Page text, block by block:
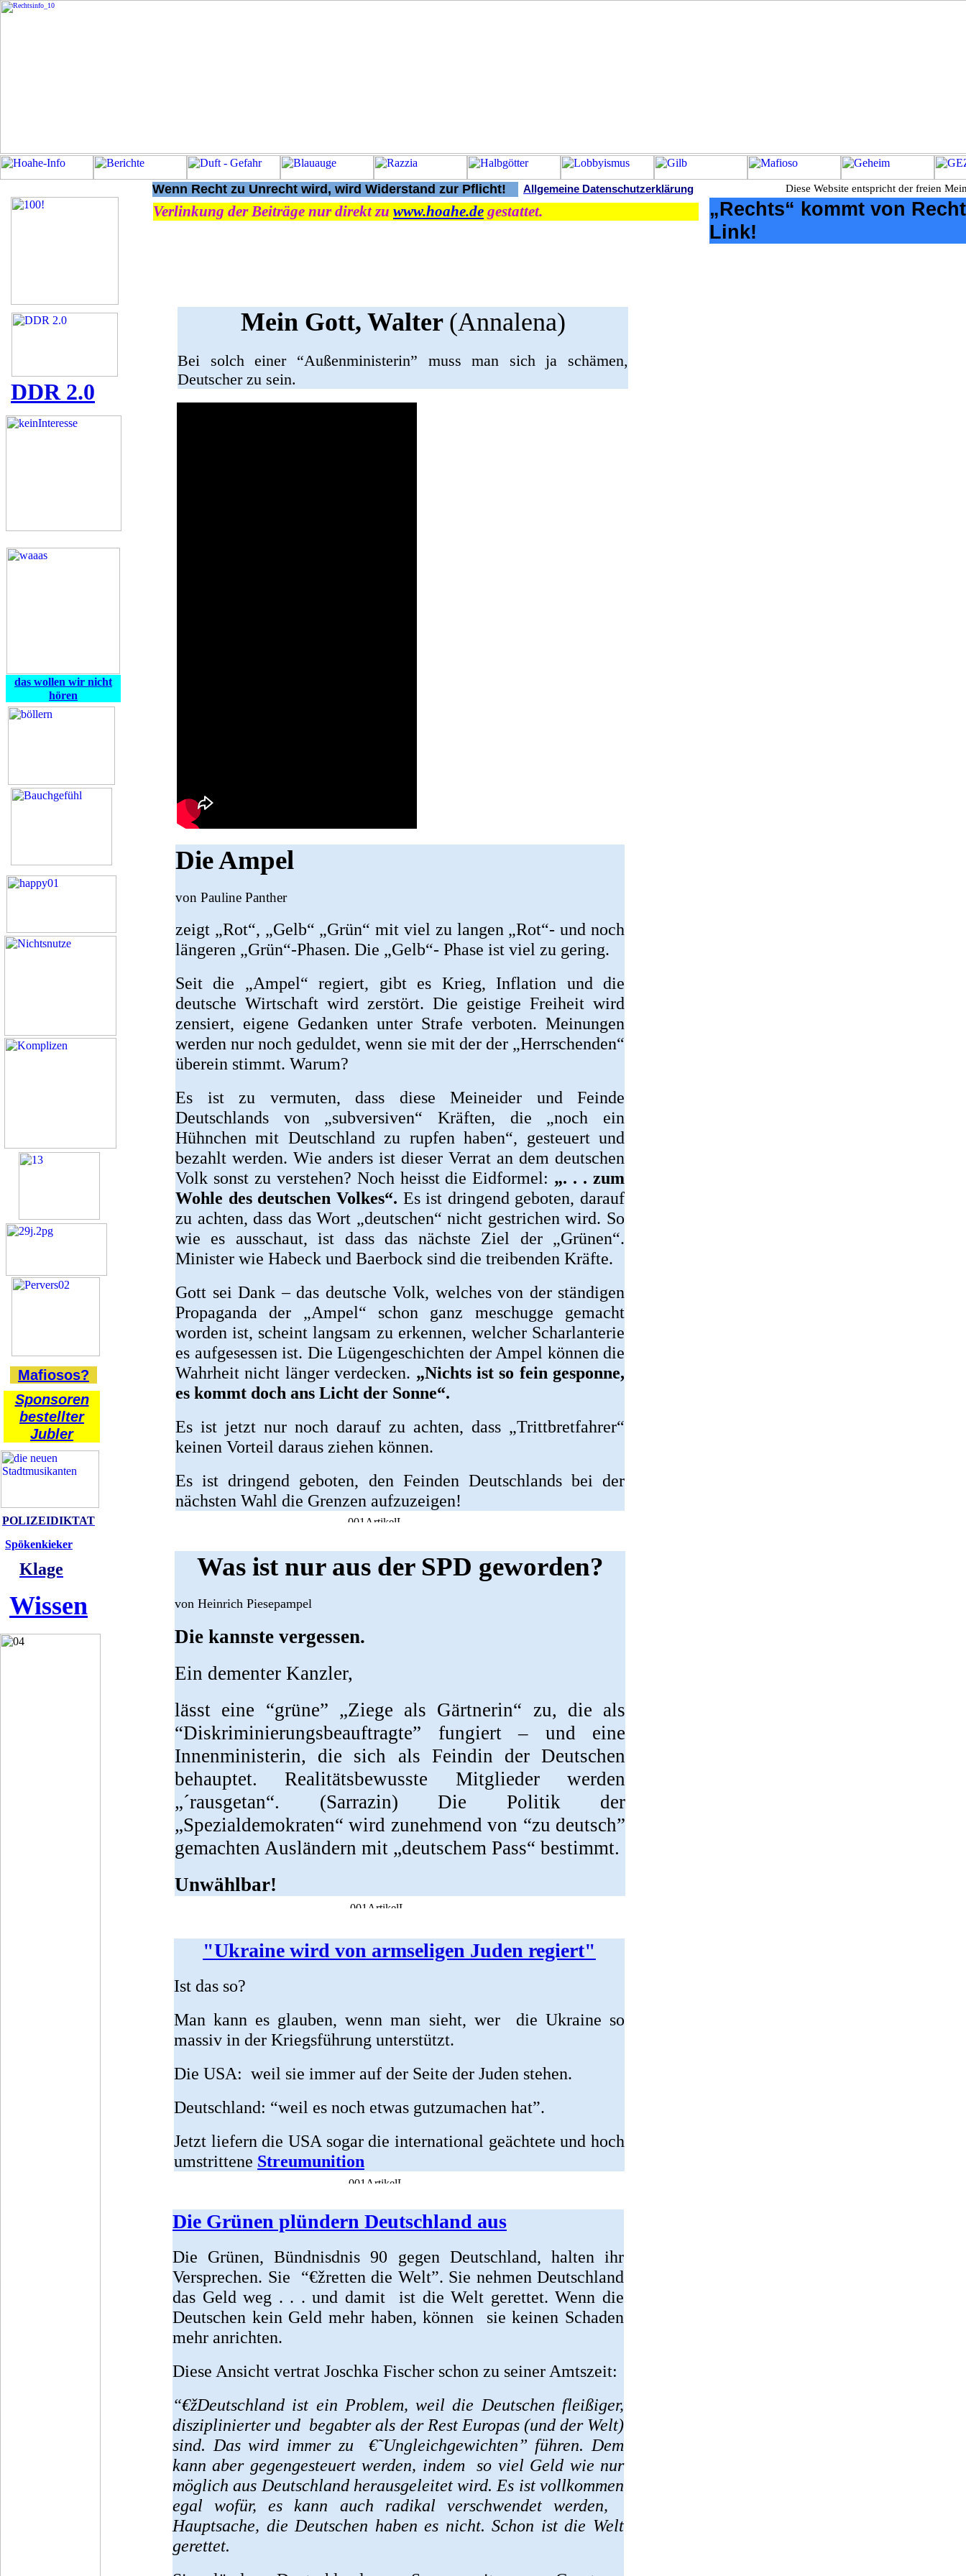
DDR 2.0
das wollen wir nicht
hören
Mafiosos?
Sponsoren
bestellter
Jubler
POLIZEIDIKTAT
Spökenkieker
Klage
Wissen
Wenn Recht zu Unrecht wird, wird Widerstand zur Pflicht! Allgemeine Datenschutzerklärung Diese Website entspricht der freien
Verlinkung der Beiträge nur direkt zu www.hoahe.de gestattet.
„Rechts“ kommt von
Link!
Mein Gott, Walter (Annalena)
Bei solch einer “Außenministerin” muss man sich ja schämen,
Deutscher zu sein.
Die Ampel
von Pauline Panther
zeigt „Rot“, „Gelb“ „Grün“ mit viel zu langen „Rot“- und noch
längeren „Grün“-Phasen. Die „Gelb“- Phase ist viel zu gering.
Seit die „Ampel“ regiert, gibt es Krieg, Inflation und die
deutsche Wirtschaft wird zerstört. Die geistige Freiheit wird
zensiert, eigene Gedanken unter Strafe verboten. Meinungen
werden nur noch geduldet, wenn sie mit der der „Herrschenden“
überein stimmt. Warum?
Es ist zu vermuten, dass diese Meineider und Feinde
Deutschlands von „subversiven“ Kräften, die „noch ein
Hühnchen mit Deutschland zu rupfen haben“, gesteuert und
bezahlt werden. Wie anders ist dieser Verrat an dem deutschen
Volk sonst zu verstehen? Noch heisst die Eidformel: „. . . zum
Wohle des deutschen Volkes“. Es ist dringend geboten, darauf
zu achten, dass das Wort „deutschen“ nicht gestrichen wird. So
wie es ausschaut, ist dass das nächste Ziel der „Grünen“.
Minister wie Habeck und Baerbock sind die treibenden Kräfte.
Gott sei Dank – das deutsche Volk, welches von der ständigen
Propaganda der „Ampel“ schon ganz meschugge gemacht
worden ist, scheint langsam zu erkennen, welcher Scharlanterie
es aufgesessen ist. Die Lügengeschichten der Ampel können die
Wahrheit nicht länger verdecken. „Nichts ist so fein gesponne,
es kommt doch ans Licht der Sonne“.
Es ist jetzt nur noch darauf zu achten, dass „Trittbretfahrer“
keinen Vorteil daraus ziehen können.
Es ist dringend geboten, den Feinden Deutschlands bei der
nächsten Wahl die Grenzen aufzuzeigen!
Was ist nur aus der SPD geworden?
von Heinrich Piesepampel
Die kannste vergessen.
Ein dementer Kanzler,
lässt eine “grüne” „Ziege als Gärtnerin“ zu, die als
“Diskriminierungsbeauftragte” fungiert – und eine
Innenministerin, die sich als Feindin der Deutschen
behauptet. Realitätsbewusste Mitglieder werden
„´rausgetan“. (Sarrazin) Die Politik der
„Spezialdemokraten“ wird zunehmend von “zu deutsch”
gemachten Ausländern mit „deutschem Pass“ bestimmt.
Unwählbar!
"Ukraine wird von armseligen Juden regiert"
Ist das so?
Man kann es glauben, wenn man sieht, wer die Ukraine so
massiv in der Kriegsführung unterstützt.
Die USA: weil sie immer auf der Seite der Juden stehen.
Deutschland: “weil es noch etwas gutzumachen hat”.
Jetzt liefern die USA sogar die international geächtete und hoch
umstrittene Streumunition
Die Grünen plündern Deutschland aus
Die Grünen, Bündnisdnis 90 gegen Deutschland, halten ihr
Versprechen. Sie “€žretten die Welt”. Sie nehmen Deutschland
das Geld weg . . . und damit ist die Welt gerettet. Wenn die
Deutschen kein Geld mehr haben, können sie keinen Schaden
mehr anrichten.
Diese Ansicht vertrat Joschka Fischer schon zu seiner Amtszeit:
“€žDeutschland ist ein Problem, weil die Deutschen fleißiger,
disziplinierter und begabter als der Rest Europas (und der Welt)
sind. Das wird immer zu €˜Ungleichgewichten” führen. Dem
kann aber gegengesteuert werden, indem so viel Geld wie nur
möglich aus Deutschland herausgeleitet wird. Es ist vollkommen
egal wofür, es kann auch radikal verschwendet werden,
Hauptsache, die Deutschen haben es nicht. Schon ist die Welt
gerettet.